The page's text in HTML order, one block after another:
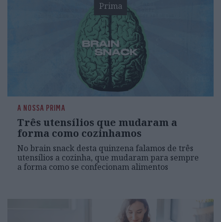
Prima
A NOSSA PRIMA
Três utensílios que mudaram a
forma como cozinhamos
No brain snack desta quinzena falamos de três
utensílios a cozinha, que mudaram para sempre
a forma como se confecionam alimentos